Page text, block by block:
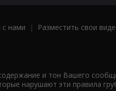
с нами | Разместить свои
и тон Вашего
нарушают эти правила